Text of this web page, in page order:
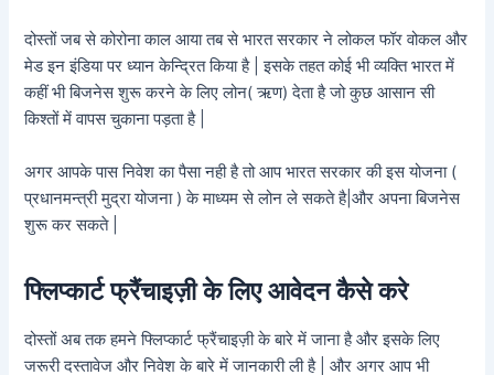
दोस्तों जब से कोरोना काल आया तब से भारत सरकार ने लोकल फॉर वोकल और
मेड इन इंडिया पर ध्यान केन्द्रित किया है | इसके तहत कोई भी व्यक्ति भारत में
कहीं भी बिजनेस शुरू करने के लिए लोन( ऋण) देता है जो कुछ आसान सी
किश्तों में वापस चुकाना पड़ता है |
अगर आपके पास निवेश का पैसा नही है तो आप भारत सरकार की इस योजना (
प्रधानमन्त्री मुद्रा योजना ) के माध्यम से लोन ले सकते है|और अपना बिजनेस
शुरू कर सकते |
फ्लिप्कार्ट फ्रैंचाइज़ी के लिए आवेदन कैसे करे
दोस्तों अब तक हमने फ्लिप्कार्ट फ्रैंचाइज़ी के बारे में जाना है और इसके लिए
जरूरी दस्तावेज और निवेश के बारे में जानकारी ली है | और अगर आप भी